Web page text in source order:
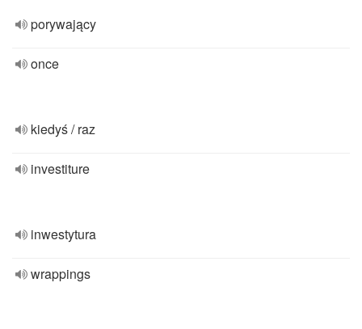
porywający
once
kiedyś / raz
investiture
inwestytura
wrappings